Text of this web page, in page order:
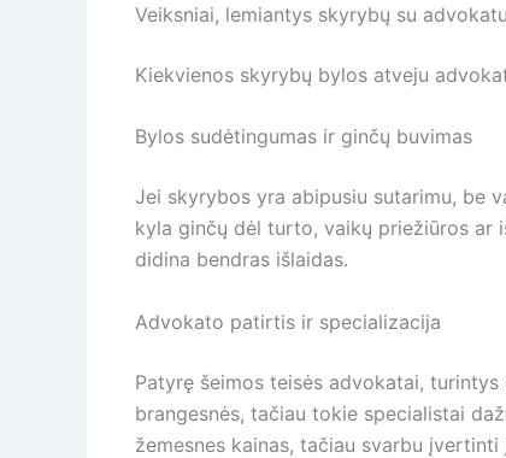
Veiksniai, lemiantys skyrybų su
Kiekvienos skyrybų bylos atveju
Bylos sudėtingumas ir ginčų buvimas
Jei skyrybos yra abipusiu sutarimu, be
kyla ginčų dėl turto, vaikų priežiūros ar
didina bendras išlaidas.
Advokato patirtis ir specializacija
Patyrę šeimos teisės advokatai,
brangesnės, tačiau tokie specialistai
žemesnes kainas, tačiau svarbu